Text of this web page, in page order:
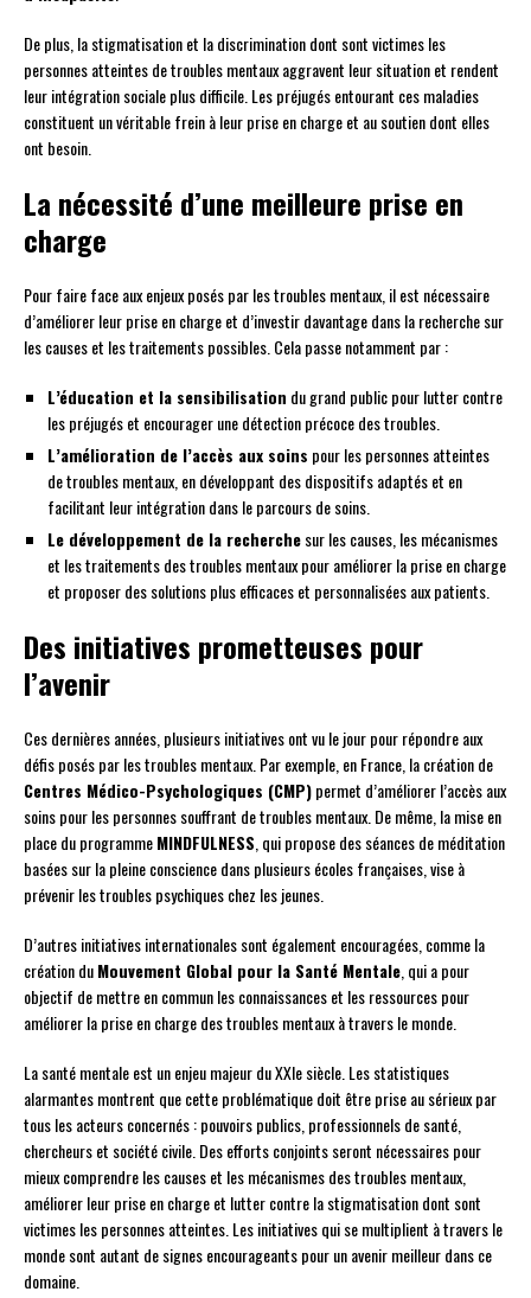
De plus, la stigmatisation et la discrimination dont sont victimes les
personnes atteintes de troubles mentaux aggravent leur situation et rendent
leur intégration sociale plus difficile. Les préjugés entourant ces maladies
constituent un véritable frein à leur prise en charge et au soutien dont elles
ont besoin.
La nécessité d’une meilleure prise en
charge
Pour faire face aux enjeux posés par les troubles mentaux, il est nécessaire
d’améliorer leur prise en charge et d’investir davantage dans la recherche sur
les causes et les traitements possibles. Cela passe notamment par :
L’éducation et la sensibilisation du grand public pour lutter contre
les préjugés et encourager une détection précoce des troubles.
L’amélioration de l’accès aux soins pour les personnes atteintes
de troubles mentaux, en développant des dispositifs adaptés et en
facilitant leur intégration dans le parcours de soins.
Le développement de la recherchesur les causes, les mécanismes
et les traitements des troubles mentaux pour améliorer la prise en charge
et proposer des solutions plus efficaces et personnalisées aux patients.
Des initiatives prometteuses pour
l’avenir
Ces dernières années, plusieurs initiatives ont vu le jour pour répondre aux
défis posés par les troubles mentaux. Par exemple, en France, la création de
Centres Médico-Psychologiques (CMP)permet d’améliorer l’accès aux
soins pour les personnes souffrant de troubles mentaux. De même, la mise en
place du programmeMINDFULNESS, qui propose des séances de méditation
basées sur la pleine conscience dans plusieurs écoles françaises, vise à
prévenir les troubles psychiques chez les jeunes.
D’autres initiatives internationales sont également encouragées, comme la
création duMouvement Global pour la Santé Mentale, qui a pour
objectif de mettre en commun les connaissances et les ressources pour
améliorer la prise en charge des troubles mentaux à travers le monde.
La santé mentale est un enjeu majeur du XXIe siècle. Les statistiques
alarmantes montrent que cette problématique doit être prise au sérieux par
tous les acteurs concernés : pouvoirs publics, professionnels de santé,
chercheurs et société civile. Des efforts conjoints seront nécessaires pour
mieux comprendre les causes et les mécanismes des troubles mentaux,
améliorer leur prise en charge et lutter contre la stigmatisation dont sont
victimes les personnes atteintes. Les initiatives qui se multiplient à travers le
monde sont autant de signes encourageants pour un avenir meilleur dans ce
domaine.